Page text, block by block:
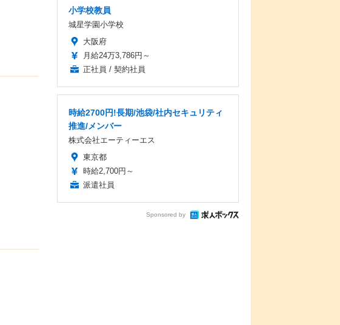
小学校教員
城星学園小学校
大阪府
月給24万3,786円～
正社員 / 契約社員
時給2700円!長期/池袋/社内セキュリティ
推進/メンバー
株式会社エーティーエス
東京都
時給2,700円～
派遣社員
Sponsored by